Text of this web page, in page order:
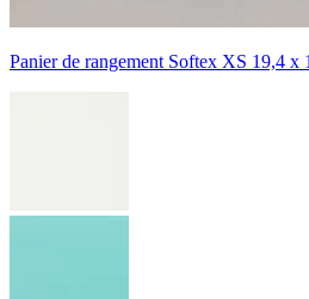
Panier de rangement Softex XS 19,4